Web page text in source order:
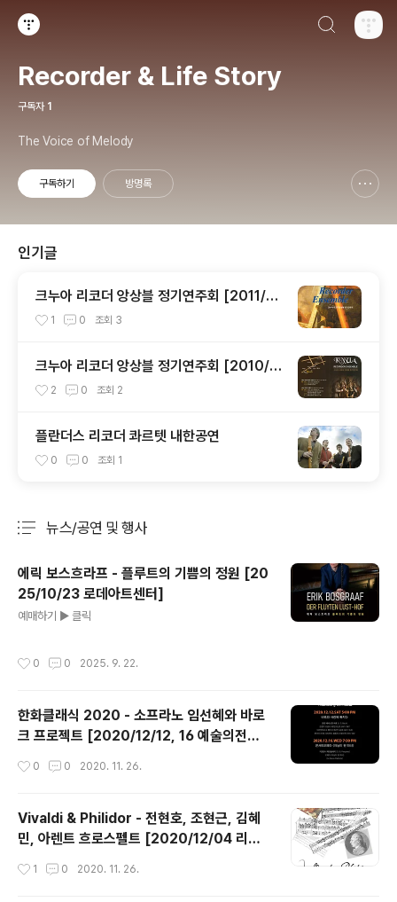
Recorder & Life Story
구독자 1
The Voice of Melody
구독하기 방명록
인기글
크누아 리코더 앙상블 정기연주회 [2011/11/
16 크누아홀]
1 0 조회 3
크누아 리코더 앙상블 정기연주회 [2010/1
2/14 크누아홀]
2 0 조회 2
플란더스 리코더 콰르텟 내한공연
0 0 조회 1
뉴스/공연 및 행사
에릭 보스흐라프 - 플루트의 기쁨의 정원 [20
25/10/23 로데아트센터]
예매하기 ▶ 클릭
0 0 2025. 9. 22.
한화클래식 2020 - 소프라노 임선혜와 바로
크 프로젝트 [2020/12/12, 16 예술의전당
콘서트홀]
0 0 2020. 11. 26.
Vivaldi & Philidor - 전현호, 조현근, 김혜
민, 아렌트 흐로스펠트 [2020/12/04 리코
디아 아트홀]
1 0 2020. 11. 26.